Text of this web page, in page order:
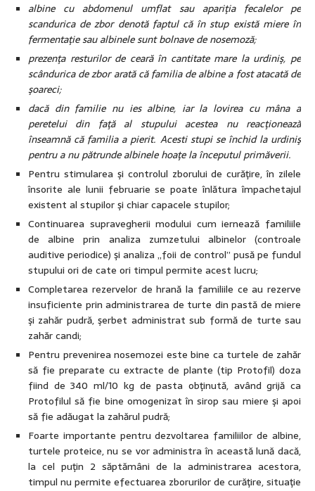
albine cu abdomenul umflat sau apariţia fecalelor pe
scandurica de zbor denotă faptul că în stup există miere în
fermentaţie sau albinele sunt bolnave de nosemoză;
prezenţa resturilor de ceară în cantitate mare la urdiniş, pe
scândurica de zbor arată că familia de albine a fost atacată de
şoareci;
dacă din familie nu ies albine, iar la lovirea cu mâna a
peretelui din faţă al stupului acestea nu reacţionează
înseamnă că familia a pierit. Acesti stupi se închid la urdiniş
pentru a nu pătrunde albinele hoaţe la începutul primăverii.
Pentru stimularea şi controlul zborului de curăţire, în zilele
însorite ale lunii februarie se poate înlătura împachetajul
existent al stupilor şi chiar capacele stupilor;
Continuarea supravegherii modului cum iernează familiile
de albine prin analiza zumzetului albinelor (controale
auditive periodice) şi analiza „foii de control” pusă pe fundul
stupului ori de cate ori timpul permite acest lucru;
Completarea rezervelor de hrană la familiile ce au rezerve
insuficiente prin administrarea de turte din pastă de miere
şi zahăr pudră, şerbet administrat sub formă de turte sau
zahăr candi;
Pentru prevenirea nosemozei este bine ca turtele de zahăr
să fie preparate cu extracte de plante (tip Protofil) doza
fiind de 340 ml/10 kg de pasta obţinută, având grijă ca
Protofilul să fie bine omogenizat în sirop sau miere şi apoi
să fie adăugat la zahărul pudră;
Foarte importante pentru dezvoltarea familiilor de albine,
turtele proteice, nu se vor administra în această lună dacă,
la cel puţin 2 săptămâni de la administrarea acestora,
timpul nu permite efectuarea zborurilor de curăţire, situaţie